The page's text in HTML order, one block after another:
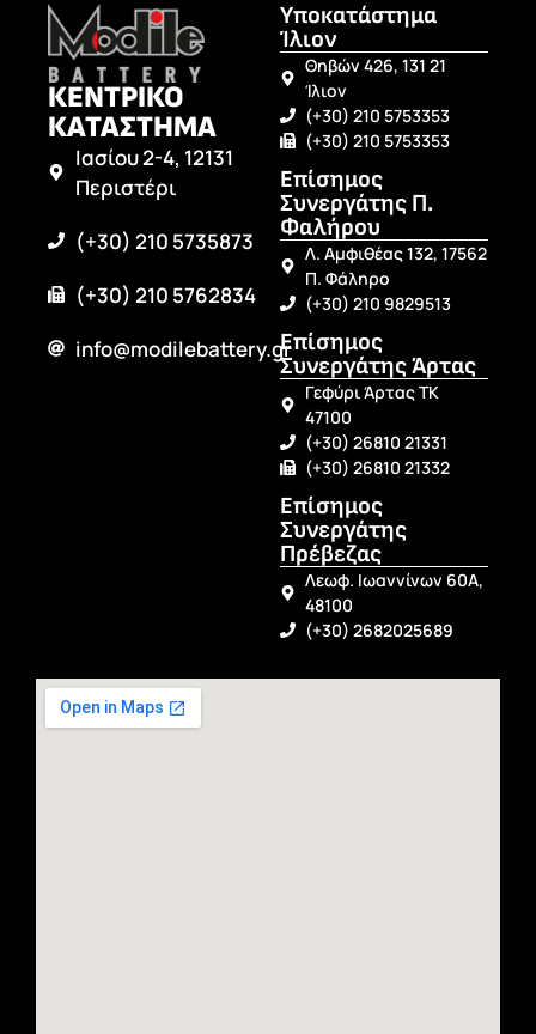
ΚΕΝΤΡΙΚΟ
ΚΑΤΑΣΤΗΜΑ
Ιασίου 2-4, 12131
Περιστέρι
(+30) 210 5735873
(+30) 210 5762834
info@modilebattery.gr
Υποκατάστημα
Ίλιον
Θηβών 426, 131 21
Ίλιον
(+30) 210 5753353
(+30) 210 5753353
Επίσημος
Συνεργάτης Π.
Φαλήρου
Λ. Αμφιθέας 132, 17562
Π. Φάληρο
(+30) 210 9829513
Επίσημος
Συνεργάτης Άρτας
Γεφύρι Άρτας ΤΚ
47100
(+30) 26810 21331
(+30) 26810 21332
Επίσημος
Συνεργάτης
Πρέβεζας
Λεωφ. Ιωαννίνων 60Α,
48100
(+30) 2682025689